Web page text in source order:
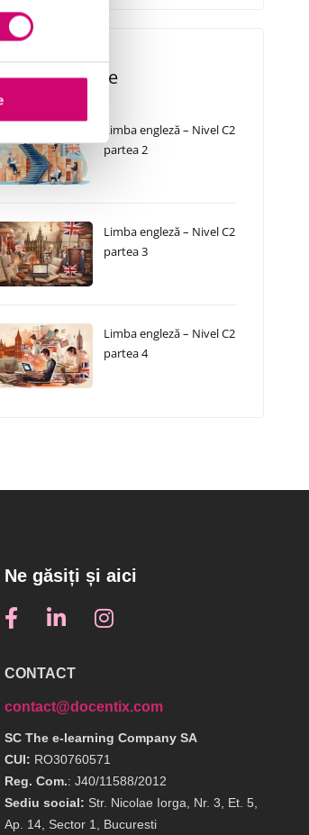
Similare
Limba engleză – Nivel C2
partea 2
Limba engleză – Nivel C2
partea 3
Limba engleză – Nivel C2
partea 4
Ne găsiți și aici
CONTACT
contact@docentix.com
SC The e-learning Company SA
CUI: RO30760571
Reg. Com.: J40/11588/2012
Sediu social: Str. Nicolae Iorga, Nr. 3, Et. 5,
Ap. 14, Sector 1, Bucuresti